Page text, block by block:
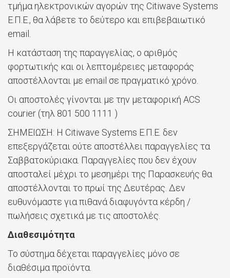
τμήμα ηλεκτρονικών αγορών της Citiwave Systems
Ε.Π.Ε., θα λάβετε το δεύτερο και επιβεβαιωτικό
email.
Η κατάσταση της παραγγελίας, ο αριθμός
φορτωτικής και οι λεπτομέρειες μεταφοράς
αποστέλλονται με email σε πραγματικό χρόνο.
Οι αποστολές γίνονται με την μεταφορική ACS
courier (τηλ 801 500 1111 )
ΣΗΜΕΙΩΣΗ: Η Citiwave Systems Ε.Π.Ε. δεν
επεξεργάζεται ούτε αποστέλλει παραγγελίες τα
Σαββατοκύριακα. Παραγγελίες που δεν έχουν
αποσταλεί μέχρι το μεσημέρι της Παρασκευής θα
αποστέλλονται το πρωί της Δευτέρας. Δεν
ευθυνόμαστε για πιθανά διαφυγόντα κέρδη /
πωλήσεις σχετικά με τις αποστολές.
Διαθεσιμότητα
Το σύστημα δέχεται παραγγελίες μόνο σε
διαθέσιμα προϊόντα.